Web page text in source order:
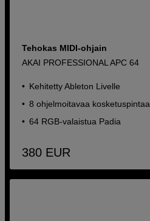
Tehokas MIDI-ohjain
AKAI PROFESSIONAL APC 64
Kehitetty Ableton Livelle
8 ohjelmoitavaa kosketuspintaa
64 RGB-valaistua Padia
380 EUR